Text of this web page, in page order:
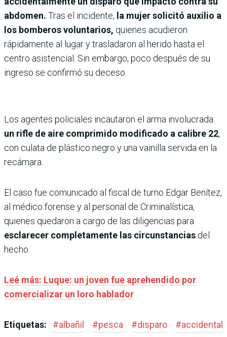
abdomen. Tras el incidente, la mujer solicitó auxilio a
los bomberos voluntarios, quienes acudieron
rápidamente al lugar y trasladaron al herido hasta el
centro asistencial. Sin embargo, poco después de su
ingreso se confirmó su deceso.
Los agentes policiales incautaron el arma involucrada:
un rifle de aire comprimido modificado a calibre 22,
con culata de plástico negro y una vainilla servida en la
recámara.
El caso fue comunicado al fiscal de turno Edgar Benítez,
al médico forense y al personal de Criminalística,
quienes quedaron a cargo de las diligencias para
esclarecer completamente las circunstancias del
hecho.
Leé más: Luque: un joven fue aprehendido por
comercializar un loro hablador
Etiquetas: #albañil #pesca #disparo #accidental